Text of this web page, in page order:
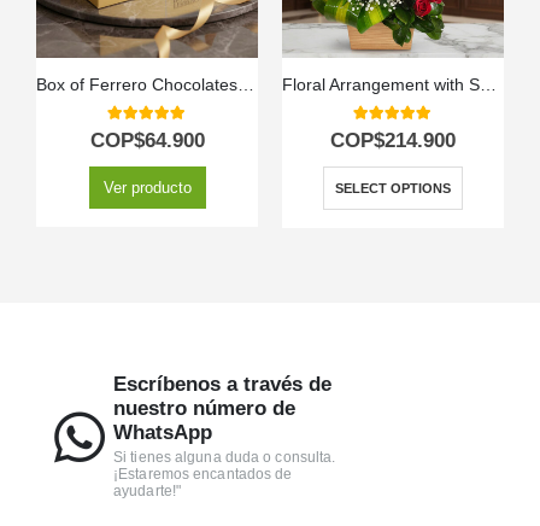
Box of Ferrero Chocolates for 8 Units
5.00out of 5
COP$64.900
Ver producto
Floral Arrangement with Spiral Roses
5.00out of 5
COP$214.900
SELECT OPTIONS
Escríbenos a través de
nuestro número de
WhatsApp
Si tienes alguna duda o consulta.
¡Estaremos encantados de
ayudarte!"